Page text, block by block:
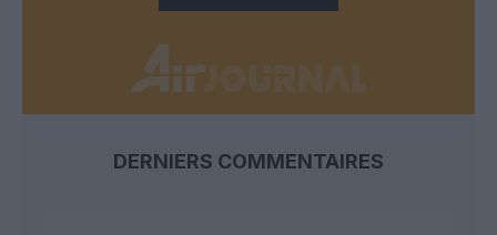
DERNIERS COMMENTAIRES